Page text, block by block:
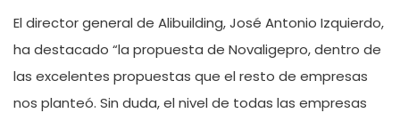
El director general de Alibuilding, José Antonio Izquierdo,
ha destacado “la propuesta de Novaligepro, dentro de
las excelentes propuestas que el resto de empresas
nos planteó. Sin duda, el nivel de todas las empresas